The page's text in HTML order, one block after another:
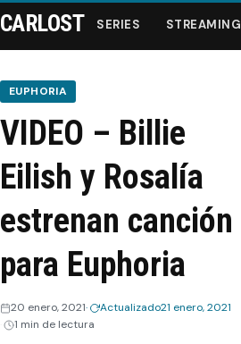
Series
Streaming
Recomendaciones
Webisodios
CARLOST SERIES STREAMING
EUPHORIA
VIDEO – Billie
Eilish y Rosalía
estrenan canción
para Euphoria
20 enero, 2021 Actualizado21 enero, 2021
1 min de lectura